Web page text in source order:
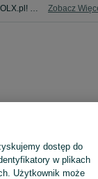
Znajdź pracę w spedycji w lokalizacji Andrychów na OLX.pl! Oferty dla spedytorów i specjalistów ds. logistyki czekają na Ciebie. Rozwijaj karierę już dziś! Zobacz
dostęp do
w plikach
Użytkownik może